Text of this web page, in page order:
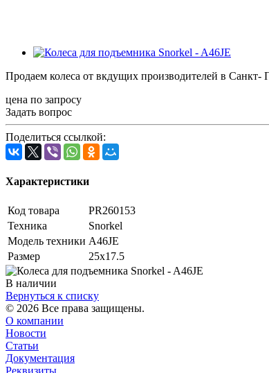
Продаем колеса от вкдущих производителей в Санкт-
цена по запросу
Задать вопрос
Поделиться ссылкой:
Характеристики
Код товара
PR260153
Техника
Snorkel
Модель техники A46JE
Размер
25x17.5
В наличии
Вернуться к списку
© 2026 Все права защищены.
О компании
Новости
Статьи
Документация
Реквизиты